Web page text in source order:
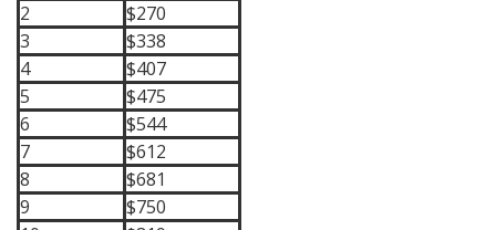
2
$270
3
$338
4
$407
5
$475
6
$544
7
$612
8
$681
9
$750